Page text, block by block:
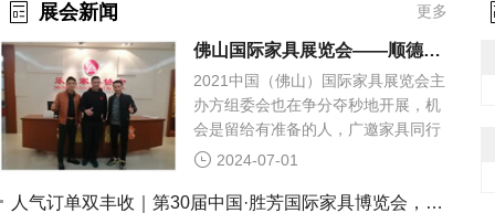
展会新闻 更多
佛山国际家具展览会——顺德乐从家具行业协会之行
2021中国（佛山）国际家具展览会主
办方组委会也在争分夺秒地开展，机
会是留给有准备的人，广邀家具同行
协会携手联合办展的态势大踏步往前
2024-07-01
人气订单双丰收｜第30届中国·胜芳国际家具博览会，圆满收官！